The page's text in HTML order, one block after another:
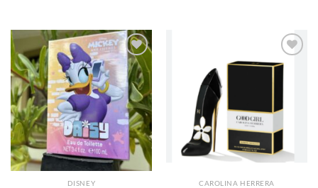
AÑADIR
A LA
LISTA
DE
DESEOS
DISNEY
AÑADIR
DESEOS
CAROLINA HERRERA